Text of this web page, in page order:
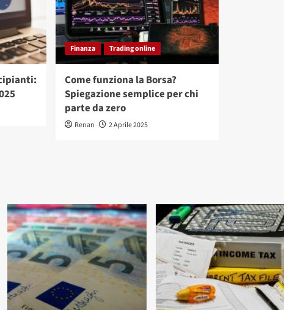
Finanza Trading online
Come funziona la Borsa?
Spiegazione semplice per chi
parte da zero
Renan 2 Aprile 2025